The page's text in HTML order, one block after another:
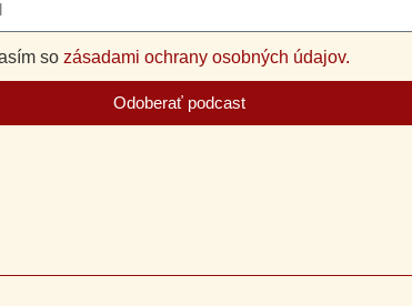
so zásadami ochrany osobných údajov.
Odoberať podcast